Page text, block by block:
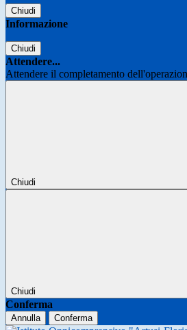
Chiudi
Informazione
Chiudi
Attendere...
Attendere il completamento
Chiudi
Chiudi
Conferma
Annulla Conferma